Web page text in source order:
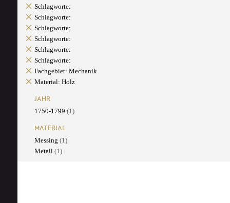
Schlagworte:
Schlagworte:
Schlagworte:
Schlagworte:
Schlagworte:
Schlagworte:
Fachgebiet: Mechanik
Material: Holz
JAHR
1750-1799 (1)
MATERIAL
Messing (1)
Metall (1)